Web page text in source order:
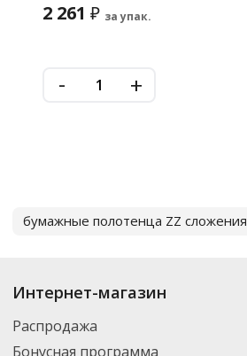
2 261 ₽ за упак.
- +
бумажные полотенца ZZ сложения
Интернет-магазин
Распродажа
Бонусная программа